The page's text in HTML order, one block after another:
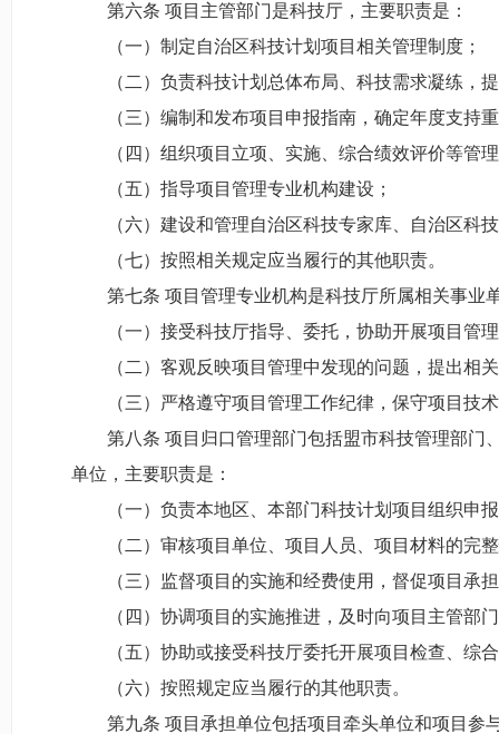
第六条 项目主管部门是科技厅，主要职责是：
（一）制定自治区科技计划项目相关管理制度；
（二）负责科技计划总体布局、科技需求凝练，
（三）编制和发布项目申报指南，确定年度支持
（四）组织项目立项、实施、综合绩效评价等管
（五）指导项目管理专业机构建设；
（六）建设和管理自治区科技专家库、自治区科
（七）按照相关规定应当履行的其他职责。
第七条 项目管理专业机构是科技厅所属相关事业
（一）接受科技厅指导、委托，协助开展项目管
（二）客观反映项目管理中发现的问题，提出相
（三）严格遵守项目管理工作纪律，保守项目技
第八条 项目归口管理部门包括盟市科技管理部门
单位，主要职责是：
（一）负责本地区、本部门科技计划项目组织申
（二）审核项目单位、项目人员、项目材料的完
（三）监督项目的实施和经费使用，督促项目承
（四）协调项目的实施推进，及时向项目主管部
（五）协助或接受科技厅委托开展项目检查、综
（六）按照规定应当履行的其他职责。
第九条 项目承担单位包括项目牵头单位和项目参